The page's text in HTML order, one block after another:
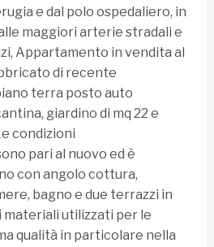
e dal polo ospedaliero, in
maggiori arterie stradali e
Appartamento in vendita al
di recente
terra posto auto
giardino di mq 22 e
condizioni
pari al nuovo ed è
con angolo cottura,
bagno e due terrazzi in
utilizzati per le
qualità in particolare nella